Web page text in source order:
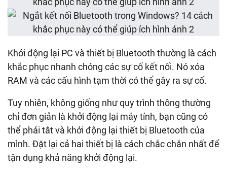
Khởi động lại PC và thiết bị Bluetooth thường là cách
khắc phục nhanh chóng các sự cố kết nối. Nó xóa
RAM và các cấu hình tạm thời có thể gây ra sự cố.
Tuy nhiên, không giống như quy trình thông thường
chỉ đơn giản là khởi động lại máy tính, bạn cũng có
thể phải tắt và khởi động lại thiết bị Bluetooth của
mình. Đặt lại cả hai thiết bị là cách chắc chắn nhất để
tận dụng khả năng khởi động lại.